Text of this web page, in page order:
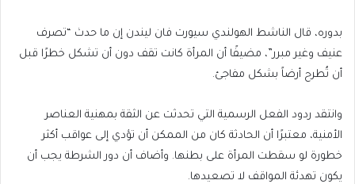
بدوره، قال الناشط الهولندي سيورت فان ليندن إن ما حدث “تصرف
عنيف وغير مبرر”، مضيفًا أن المرأة كانت تقف دون أن تشكل خطرًا قبل
أن تُطرح أرضاً بشكل مفاجئ.
وانتقد ردود الفعل الرسمية التي تحدثت عن الثقة بمهنية العناصر
الأمنية، معتبرًا أن الحادثة كان من الممكن أن تؤدي إلى عواقب أكثر
خطورة لو سقطت المرأة على بطنها. وأضاف أن دور الشرطة يجب أن
يكون تهدئة المواقف لا تصعيدها.